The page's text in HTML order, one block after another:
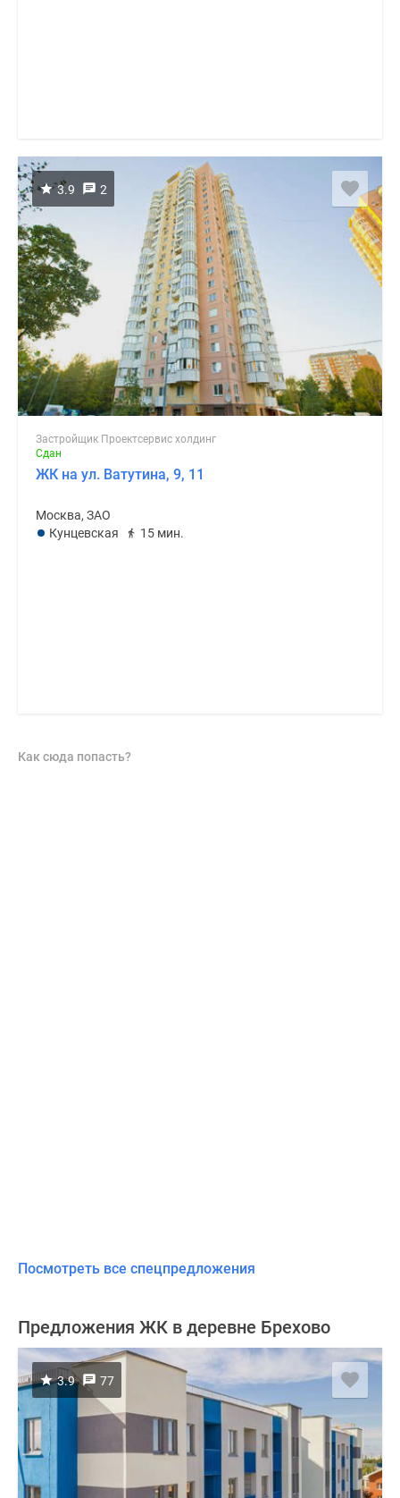
3.9 2
Застройщик Проектсервис холдинг
Сдан
ЖК на ул. Ватутина, 9, 11
Москва, ЗАО
Кунцевская
15 мин.
Как сюда попасть?
Посмотреть все спецпредложения
Предложения ЖК в деревне Брехово
3.9 77